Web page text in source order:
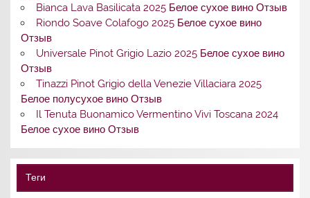
Bianca Lava Basilicata 2025 Белое сухое вино Отзыв
Riondo Soave Colafogo 2025 Белое сухое вино
Отзыв
Universale Pinot Grigio Lazio 2025 Белое сухое вино
Отзыв
Tinazzi Pinot Grigio della Venezie Villaciara 2025
Белое полусухое вино Отзыв
Il Tenuta Buonamico Vermentino Vivi Toscana 2024
Белое сухое вино Отзыв
Теги